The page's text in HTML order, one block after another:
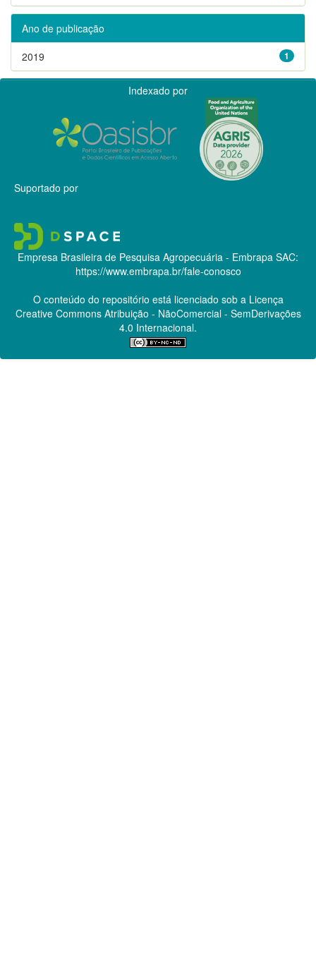
Ano de publicação
1
2019
Indexado por
Suportado por
Empresa Brasileira de Pesquisa Agropecuária - Embrapa SAC:
https://www.embrapa.br/fale-conosco
O conteúdo do repositório está licenciado sob a Licença
Creative CommonsAtribuição - NãoComercial - SemDerivações
4.0 Internacional.